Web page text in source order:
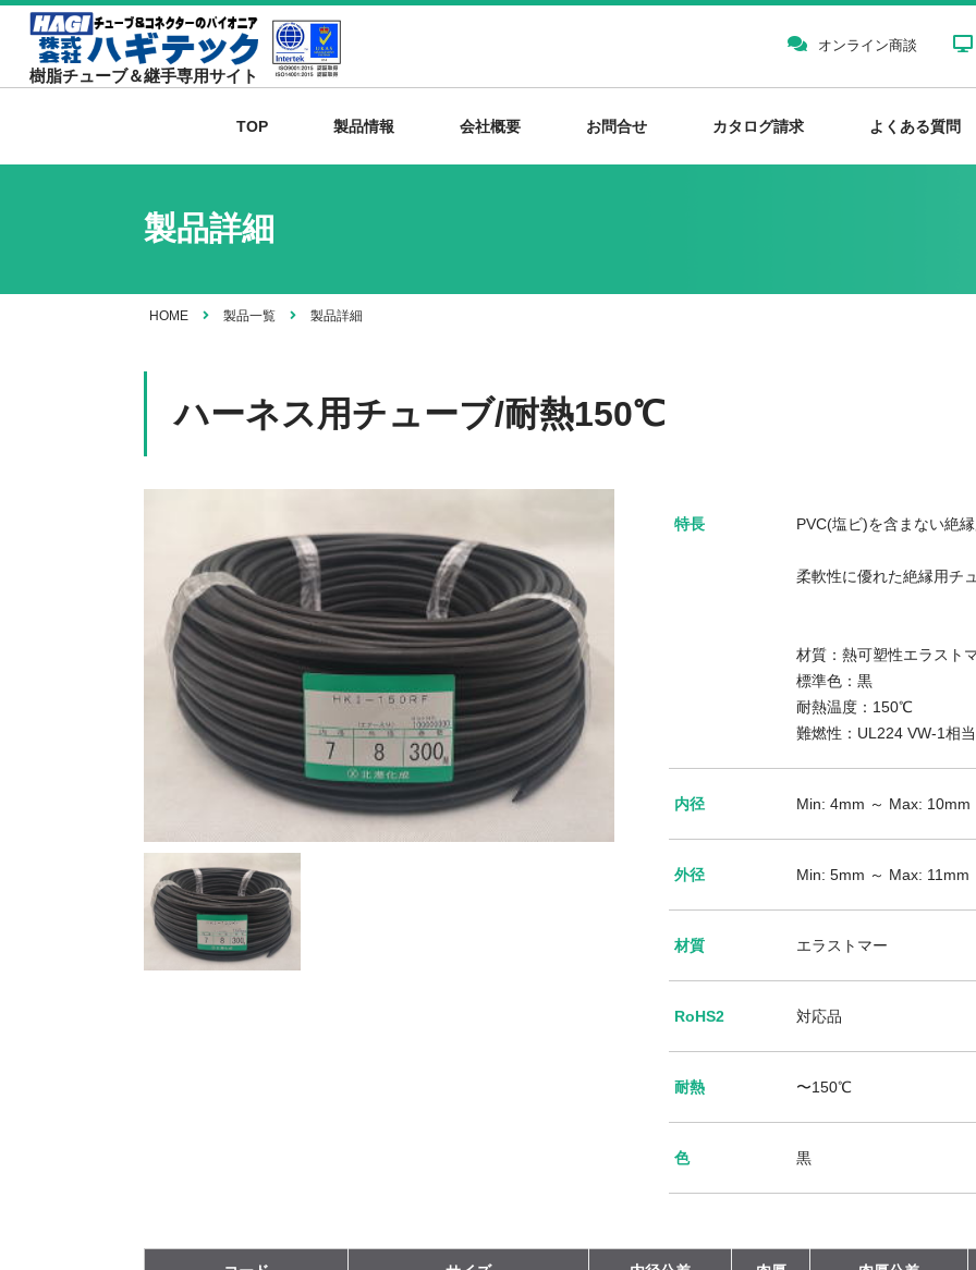
樹脂チューブ＆継手専用サイト
オンライン商談
TOP 製品情報 会社概要 お問合せ カタログ請求 よくある質問
製品詳細
HOME 製品一覧 製品詳細
ハーネス用チューブ/耐熱150℃
特長 PVC(塩ビ)を含まない絶縁
柔軟性に優れた絶縁用チ
材質：熱可塑性エラスト
標準色：黒
耐熱温度：150℃
難燃性：UL224 VW-1相当
内径 Min: 4mm ～ Max: 10mm
外径 Min: 5mm ～ Max: 11mm
材質 エラストマー
RoHS2 対応品
耐熱 〜150℃
色 黒